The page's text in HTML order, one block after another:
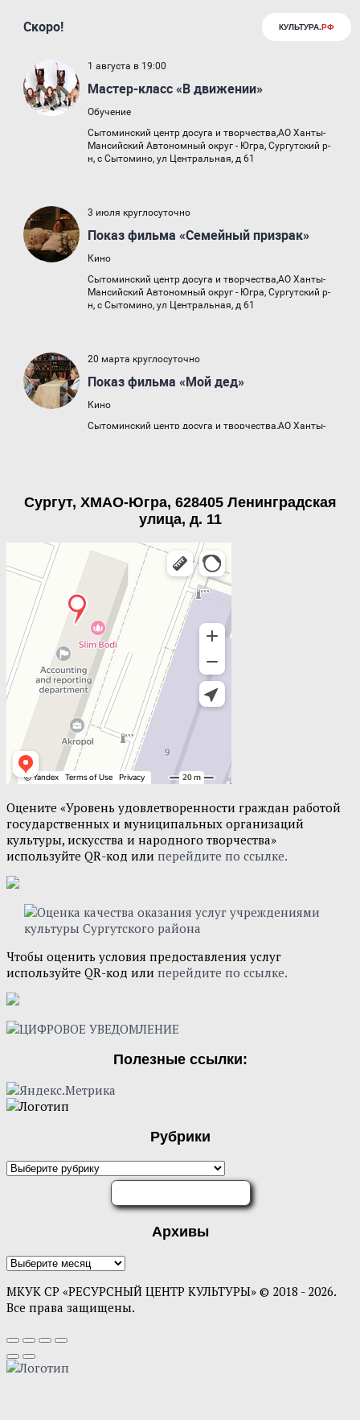
Сургут, ХМАО-Югра, 628405 Ленинградская
улица, д. 11
Оцените «Уровень удовлетворенности граждан работой
государственных и муниципальных организаций
культуры, искусства и народного творчества»
используйте QR-код или перейдите по ссылке.
Чтобы оценить условия предоставления услуг
используйте QR-код или перейдите по ссылке.
Полезные ссылки:
Рубрики
Рубрики
Архивы
Архивы
МКУК СР «РЕСУРСНЫЙ ЦЕНТР КУЛЬТУРЫ» © 2018 - 2026.
Все права защищены.